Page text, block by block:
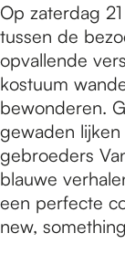
Op zaterdag
tussen de
opvallende
kostuum
bewonderen.
gewaden
gebroeders
blauwe
een perfecte
new,